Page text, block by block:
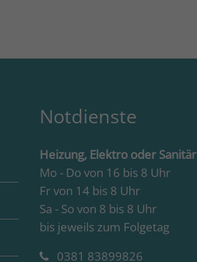
Notdienste
Heizung, Elektro oder Sanitär
Mo - Do von 16 bis 8 Uhr
Fr von 14 bis 8 Uhr
Sa - So von 8 bis 8 Uhr
bis jeweils zum Folgetag
0381 83899826